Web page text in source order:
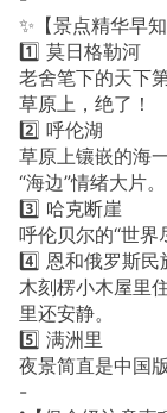
✨【景点精华早知
1️⃣ 莫日格勒河
老舍笔下的天下
草原上，绝了！
2️⃣ 呼伦湖
草原上镶嵌的海
“海边”情绪大片。
3️⃣ 哈克断崖
呼伦贝尔的“世界
4️⃣ 恩和俄罗斯民
木刻楞小木屋里
里还安静。
5️⃣ 满洲里
夜景简直是中国
-